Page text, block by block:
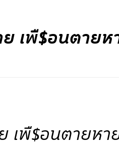
เพื$อนตายห
เพื$อนตายหา